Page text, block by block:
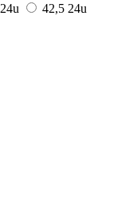
24u 42,5 24u